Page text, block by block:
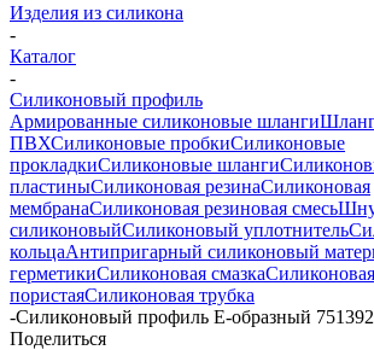
Изделия из силикона
-
Каталог
-
Силиконовый профиль
Армированные силиконовые шланги
ПВХСиликоновые пробкиСиликоновые
прокладкиСиликоновые шланги
пластиныСиликоновая резинаСиликоновая
мембранаСиликоновая резиновая смесь
силиконовыйСиликоновый уплотнитель
кольцаАнтипригарный силиконовый
герметикиСиликоновая смазка
пористаяСиликоновая трубка
-Силиконовый профиль Е-образный
Поделиться